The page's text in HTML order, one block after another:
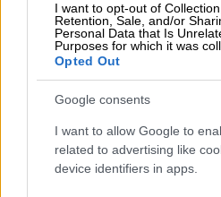
I want to opt-out of
Retention, Sale, and/or
Personal Data that Is
Purposes for which it was
Opted Out
Google consents
I want to allow Google to
related to advertising like
device identifiers in apps.
Οι δυο ηγέτες
κατοικίας, είχαν έναν
στη συνέχεια